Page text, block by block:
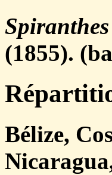
(1855).
Bélize,